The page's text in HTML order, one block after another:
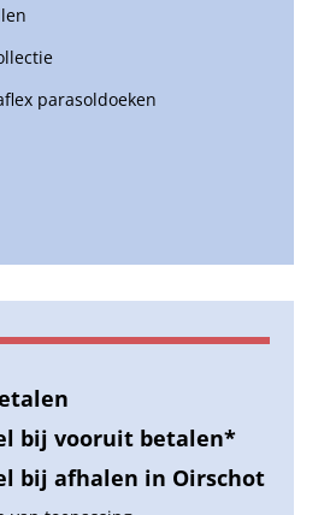
parasoldoeken
bij vooruit betalen*
bij afhalen in Oirschot